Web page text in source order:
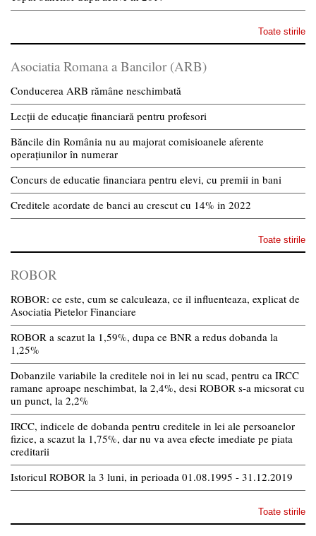
Toate stirile
Asociatia Romana a Bancilor (ARB)
Conducerea ARB rămâne neschimbată
Lecții de educație financiară pentru profesori
Băncile din România nu au majorat comisioanele aferente
operațiunilor în numerar
Concurs de educatie financiara pentru elevi, cu premii in bani
Creditele acordate de banci au crescut cu 14% in 2022
Toate stirile
ROBOR
ROBOR: ce este, cum se calculeaza, ce il influenteaza, explicat de
Asociatia Pietelor Financiare
ROBOR a scazut la 1,59%, dupa ce BNR a redus dobanda la
1,25%
Dobanzile variabile la creditele noi in lei nu scad, pentru ca IRCC
ramane aproape neschimbat, la 2,4%, desi ROBOR s-a micsorat cu
un punct, la 2,2%
IRCC, indicele de dobanda pentru creditele in lei ale persoanelor
fizice, a scazut la 1,75%, dar nu va avea efecte imediate pe piata
creditarii
Istoricul ROBOR la 3 luni, in perioada 01.08.1995 - 31.12.2019
Toate stirile